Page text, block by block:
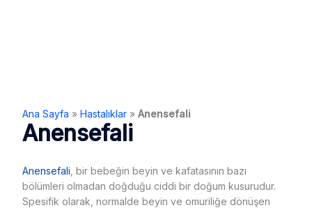
Ana Sayfa » Hastalıklar» Anensefali
Anensefali
Anensefali , bir bebeğin beyin ve kafatasının bazı
bölümleri olmadan doğduğu ciddi bir doğum kusurudur.
Spesifik olarak, normalde beyin ve omuriliğe dönüşen